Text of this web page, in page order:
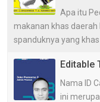
Apa itu
makanan khas
spanduknya yang
Editable
Nama ID
ini